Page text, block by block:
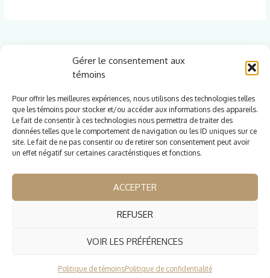
Gérer le consentement aux
témoins
Pour offrir les meilleures expériences, nous utilisons des technologies telles
que les témoins pour stocker et/ou accéder aux informations des appareils.
Le fait de consentir à ces technologies nous permettra de traiter des
données telles que le comportement de navigation ou les ID uniques sur ce
site. Le fait de ne pas consentir ou de retirer son consentement peut avoir
un effet négatif sur certaines caractéristiques et fonctions.
ACCEPTER
REFUSER
VOIR LES PRÉFÉRENCES
Politique de témoinsPolitique de confidentialité
Cliquez pour accepter les témoins
marketing et activer ce contenu
Lab